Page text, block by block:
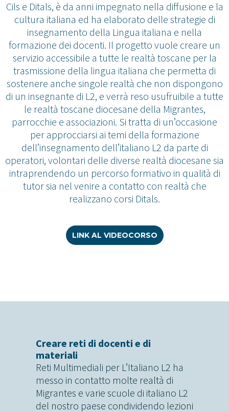
Cils e Ditals, è da anni impegnato nella diffusione e la
cultura italiana ed ha elaborato delle strategie di
insegnamento della Lingua italiana e nella
formazione dei docenti. Il progetto vuole creare un
servizio accessibile a tutte le realtà toscane per la
trasmissione della lingua italiana che permetta di
sostenere anche singole realtà che non dispongono
di un insegnante di L2, e verrà reso usufruibile a tutte
le realtà toscane diocesane della Migrantes,
parrocchie e associazioni. Si tratta di un’occasione
per approcciarsi ai temi della formazione
dell’insegnamento dell’italiano L2 da parte di
operatori, volontari delle diverse realtà diocesane sia
intraprendendo un percorso formativo in qualità di
tutor sia nel venire a contatto con realtà che
realizzano corsi Ditals.
LINK AL VIDEOCORSO
Creare reti di docenti e di
materiali
Reti Multimediali per L’Italiano L2 ha
messo in contatto molte realtà di
Migrantes e varie scuole di italiano L2
del nostro paese condividendo lezioni